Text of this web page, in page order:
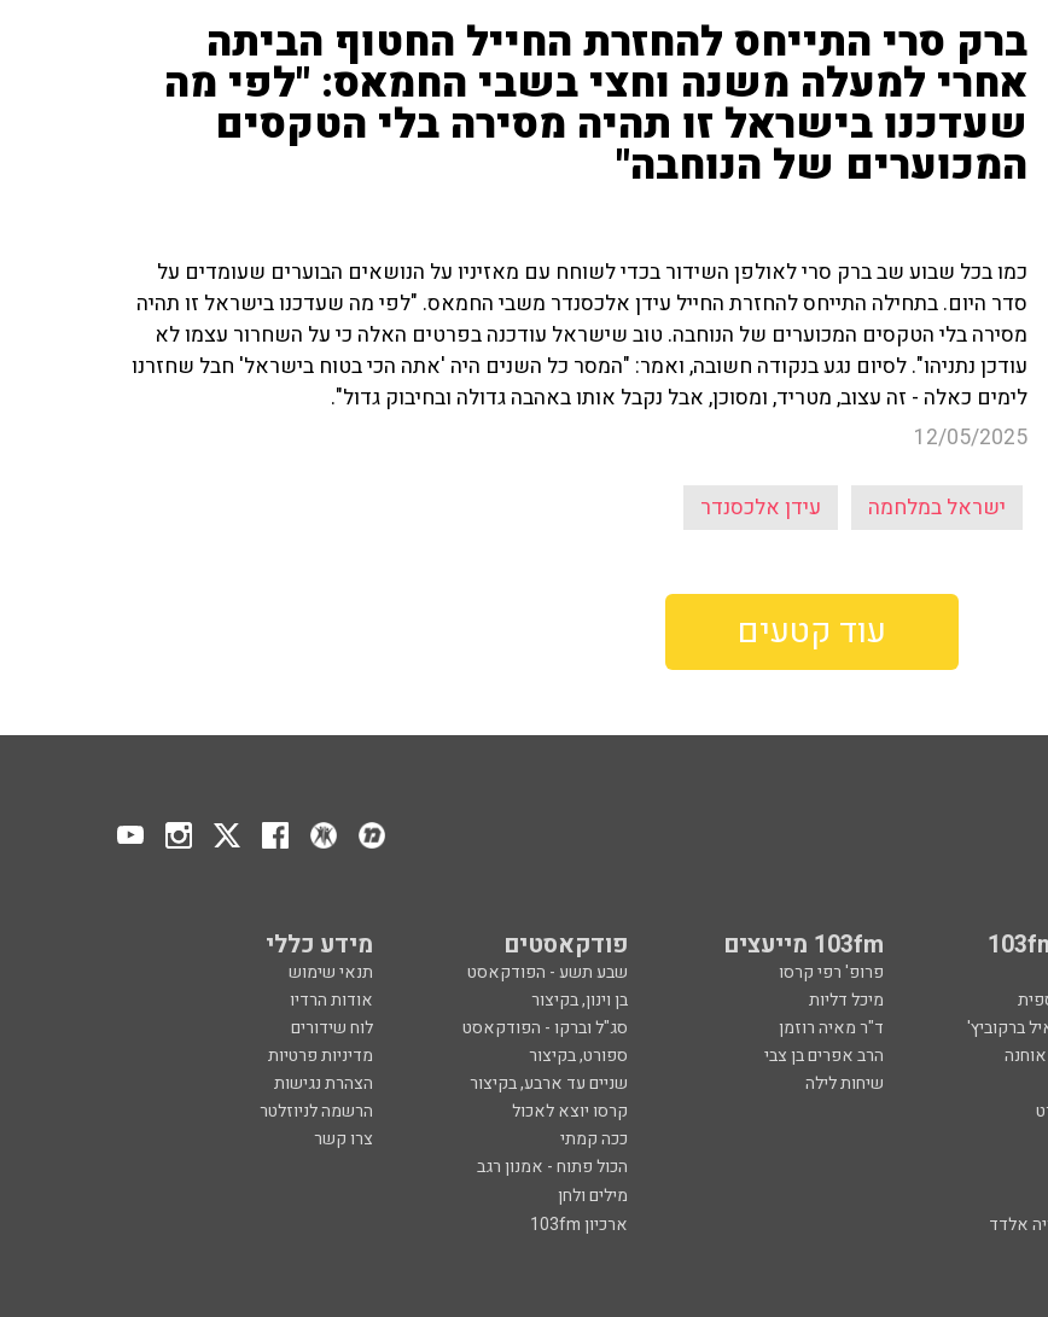
ברק סרי התייחס להחזרת החייל החטוף הביתה
אחרי למעלה משנה וחצי בשבי החמאס: "לפי מה
שעדכנו בישראל זו תהיה מסירה בלי הטקסים
המכוערים של הנוחבה"
כמו בכל שבוע שב ברק סרי לאולפן השידור בכדי לשוחח עם מאזיניו על הנושאים הבוערים שעומדים על
סדר היום. בתחילה התייחס להחזרת החייל עידן אלכסנדר משבי החמאס. "לפי מה שעדכנו בישראל זו תהיה
מסירה בלי הטקסים המכוערים של הנוחבה. טוב שישראל עודכנה בפרטים האלה כי על השחרור עצמו לא
עודכן נתניהו". לסיום נגע בנקודה חשובה, ואמר: "המסר כל השנים היה 'אתה הכי בטוח בישראל' חבל שחזרנו
לימים כאלה - זה עצוב, מטריד, ומסוכן, אבל נקבל אותו באהבה גדולה ובחיבוק גדול".
12/05/2025
ישראל במלחמה עידן אלכסנדר
עוד קטעים
103fm מייעצים פודקאסטים מידע כללי
פרופ' רפי קרסו שבע תשע - הפודקאסט
תנאי שימוש
מיכל דליות בן וינון, בקיצור
אודות הרדיו
ברקוביץ'
ד"ר מאיה רוזמן סג"ל וברקו - הפודקאסט
לוח שידורים
הרב אפרים בן צבי ספורט, בקיצור
מדיניות פרטיות
שיחות לילה שניים עד ארבע, בקיצור
הצהרת נגישות
קרסו יוצא לאכול
הרשמה לניוזלטר
ככה קמתי
צרו קשר
הכול פתוח - אמנון רגב
מילים ולחן
אלדד
ארכיון 103fm